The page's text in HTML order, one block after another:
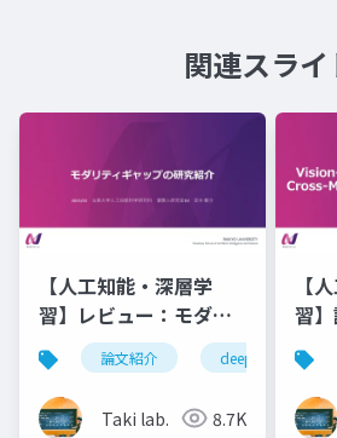
関連スライ
【人工知能・深層学
習】レビュー：モダリ
ティギャップの研究紹
介
論文紹介 deeplearning
Taki lab. 8.7K
【
習
Task